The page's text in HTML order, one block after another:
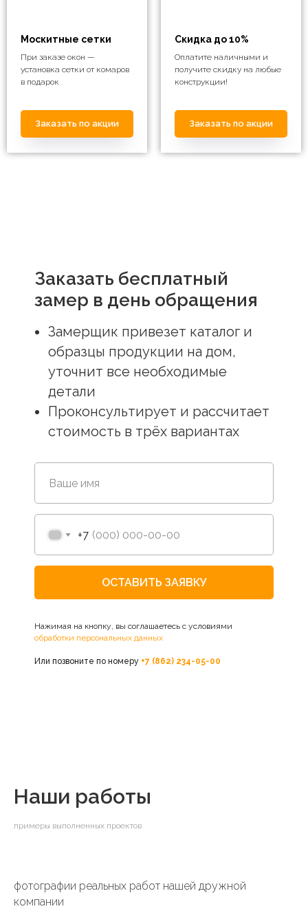
Москитные сетки
При заказе окон —
установка сетки от комаров
в подарок
Заказать по акции
Скидка до 10%
Оплатите наличными и
получите скидку на любые
конструкции!
Заказать по акции
Заказать бесплатный
замер в день обращения
Замерщик привезет каталог и
образцы продукции на дом,
уточнит все необходимые
детали
Проконсультирует и рассчитает
стоимость в трёх вариантах
+7
ОСТАВИТЬ ЗАЯВКУ
Нажимая на кнопку, вы соглашаетесь с условиями
обработки персональных данных
Или позвоните по номеру +7 (862) 234-05-00
Наши работы
примеры выполненных проектов
фотографии реальных работ нашей дружной
компании